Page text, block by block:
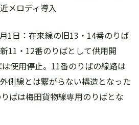
メロディ導入
1日：在来線の旧13・14番のりば
11・12番のりばとして供用開
使用停止。11番のりばの線路は
側線とは繋がらない構造となった
ばは梅田貨物線専用のりばとな